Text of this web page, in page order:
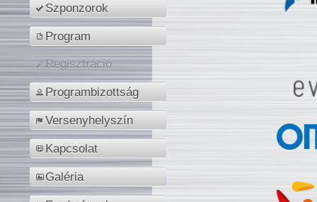
Szponzorok
Program
Regisztráció
Programbizottság
Versenyhelyszín
Kapcsolat
Galéria